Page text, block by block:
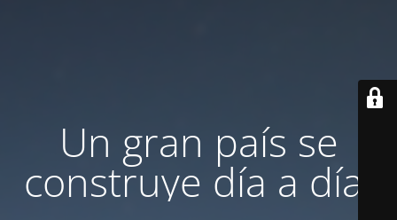
Un gran país se
construye día a día.